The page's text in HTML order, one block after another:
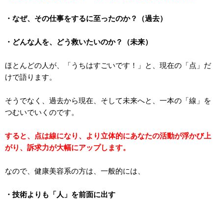
・なぜ、その仕事をするに至ったのか？（過去）
・どんな人を、どう救いたいのか？（未来）
ほとんどの人が、「うちはすごいです！」と、現在の「点」だ
けで語ります。
そうでなく、過去から現在、そして未来へと、一本の「線」を
つむいでいくのです。
すると、点は線になり、より立体的にあなたの活動が浮かび上
がり、訴求力が大幅にアップします。
なので、健康美容系の方は、一般的には、
・技術よりも「人」を前面に出す